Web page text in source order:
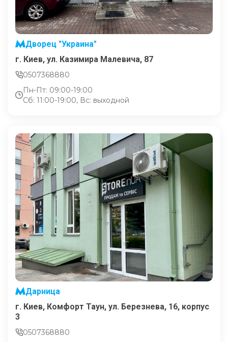
Дворец "Украина"
г. Киев, ул. Казимира Малевича, 87
0507368880
Пн-Пт: 09:00-19:00
Сб: 11:00-19:00, Вс: выходной
Дарница
г. Киев, Комфорт Таун, ул. Березнева, 16, корпус
3
0507368880